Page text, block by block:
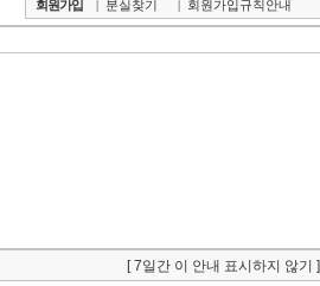
회원가입 | 분실찾기 | 회원가입규칙안내
[ 7일간 이 안내 표시하지 않기 ]